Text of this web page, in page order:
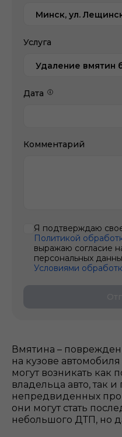
Вмятина –
на кузове
могут возникать как
владельца авто, так
непредвиденных
они могут стать
небольшого ДТП, но
Минск, ул.
Услуга
Удаление вмятин
Дата
Комментарий
Я подтверждаю
Политикой
выражаю согласие
персональных
Условиями